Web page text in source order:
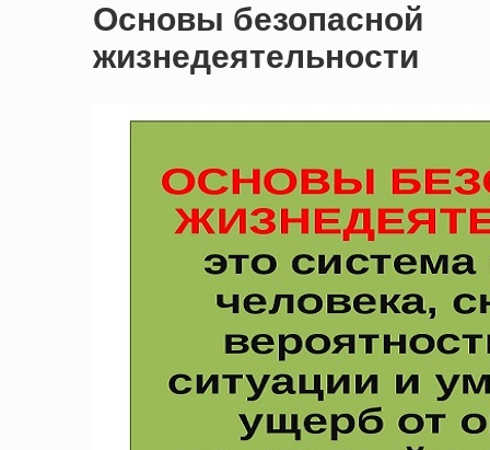
Основы безопасной
жизнедеятельности